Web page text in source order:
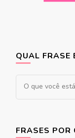
QUAL FRASE
Procurando
algo?
FRASES POR